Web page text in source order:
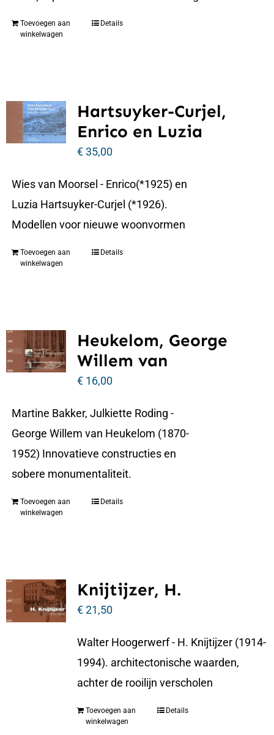
Toevoegen aan
winkelwagen
Details
Hartsuyker-Curjel,
Enrico en Luzia
€35,00
Wies van Moorsel - Enrico(*1925) en
Luzia Hartsuyker-Curjel (*1926).
Modellen voor nieuwe woonvormen
Toevoegen aan
winkelwagen
Details
Heukelom, George
Willem van
€16,00
Martine Bakker, Julkiette Roding -
George Willem van Heukelom (1870-
1952) Innovatieve constructies en
sobere monumentaliteit.
Toevoegen aan
winkelwagen
Details
Knijtijzer, H.
€21,50
Walter Hoogerwerf - H. Knijtijzer (1914-
1994). architectonische waarden,
achter de rooilijn verscholen
Toevoegen aan
winkelwagen
Details